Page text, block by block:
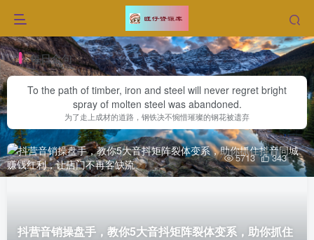
每日金句
To the path of timber, iron and steel will never regret bright
spray of molten steel was abandoned.
为了走上成材的道路，钢铁决不惋惜璀璨的钢花被遗弃
抖营音‬销操盘手，教你5大音抖‬矩阵裂体变‬系，助你抓住
5713 343